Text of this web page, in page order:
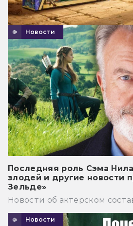
Новости
Последняя роль Сэма
злодей и другие новости
Зельде»
Новости об актёрском
Новости